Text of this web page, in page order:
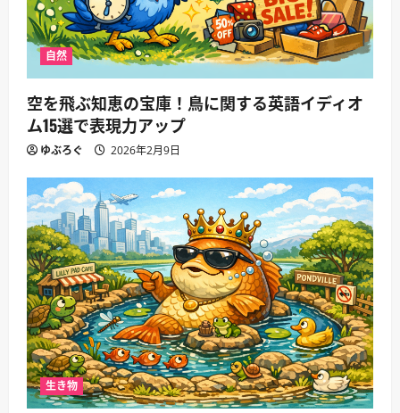
自然
空を飛ぶ知恵の宝庫！鳥に関する英語イディオ
ム15選で表現力アップ
ゆぶろぐ 2026年2月9日
生き物